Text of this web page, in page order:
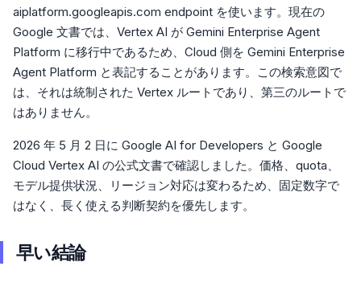
aiplatform.googleapis.com endpoint を使います。現在の
Google 文書では、Vertex AI が Gemini Enterprise Agent
Platform に移行中であるため、Cloud 側を Gemini Enterprise
Agent Platform と表記することがあります。この検索意図で
は、それは統制された Vertex ルートであり、第三のルートで
はありません。
2026 年 5 月 2 日に Google AI for Developers と Google
Cloud Vertex AI の公式文書で確認しました。価格、quota、
モデル提供状況、リージョン対応は変わるため、固定数字で
はなく、長く使える判断契約を優先します。
早い結論